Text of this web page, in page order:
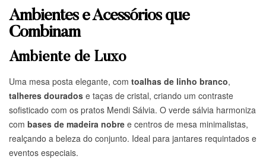
Ambientes e Acessórios que
Combinam
Ambiente de Luxo
Uma mesa posta elegante, com toalhas de linho branco,
talheres dourados e taças de cristal, criando um contraste
sofisticado com os pratos Mendi Sálvia. O verde sálvia harmoniza
com bases de madeira nobre e centros de mesa minimalistas,
realçando a beleza do conjunto. Ideal para jantares requintados e
eventos especiais.